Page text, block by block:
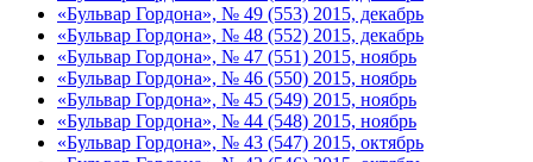
«Бульвар Гордона», № 49 (553) 2015, декабрь
«Бульвар Гордона», № 48 (552) 2015, декабрь
«Бульвар Гордона», № 47 (551) 2015, ноябрь
«Бульвар Гордона», № 46 (550) 2015, ноябрь
«Бульвар Гордона», № 45 (549) 2015, ноябрь
«Бульвар Гордона», № 44 (548) 2015, ноябрь
«Бульвар Гордона», № 43 (547) 2015, октябрь